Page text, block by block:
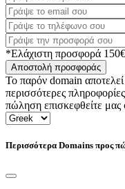
*Ελάχιστη προσφορά 150€
Αποστολή προσφοράς
Το παρόν domain
περισσότερες
πώληση επισκεφθείτε μας
Περισσότερα Domains προς